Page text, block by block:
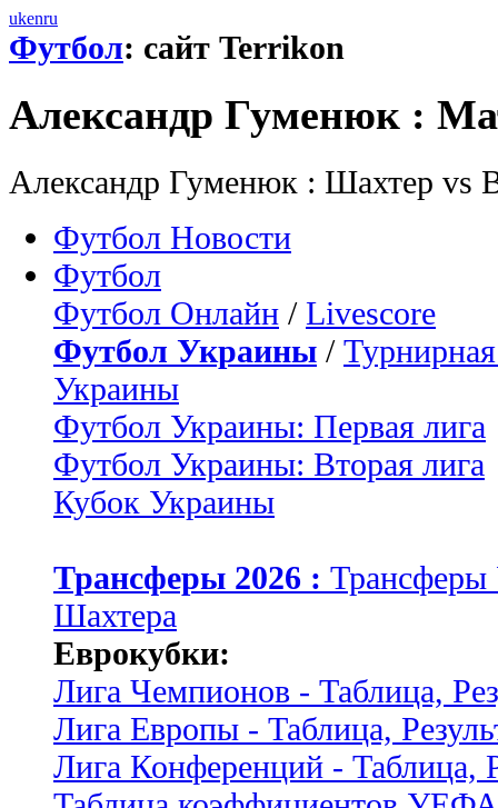
ukenru
Футбол: сайт Terrikon
Александр Гуменюк :
Александр Гуменюк : Шахтер vs
Футбол Новости
Футбол
Футбол Онлайн / Livescore
Футбол Украины /
Украины
Футбол Украины: Первая лига
Футбол Украины: Вторая лига
Кубок Украины
Трансферы 2026 :
Шахтера
Еврокубки:
Лига Чемпионов - Таблица,
Лига Европы - Таблица,
Лига Конференций - Таблица,